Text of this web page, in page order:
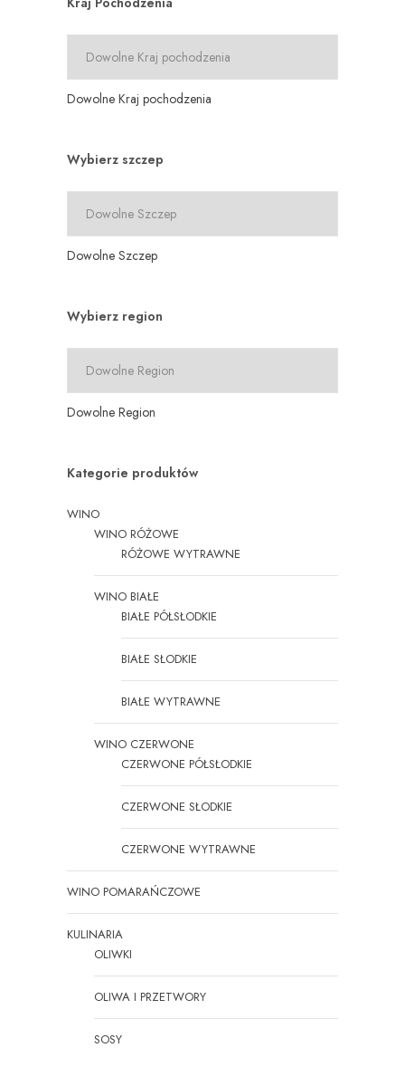
Dowolne Kraj pochodzenia
Wybierz szczep
Dowolne Szczep
Wybierz region
Dowolne Region
Kategorie produktów
WINO
WINO RÓŻOWE
RÓŻOWE WYTRAWNE
WINO BIAŁE
BIAŁE PÓŁSŁODKIE
BIAŁE SŁODKIE
BIAŁE WYTRAWNE
WINO CZERWONE
CZERWONE PÓŁSŁODKIE
CZERWONE SŁODKIE
CZERWONE WYTRAWNE
WINO POMARAŃCZOWE
KULINARIA
OLIWKI
OLIWA I PRZETWORY
SOSY